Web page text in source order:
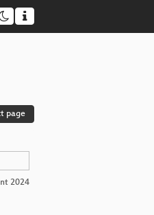
page
2024